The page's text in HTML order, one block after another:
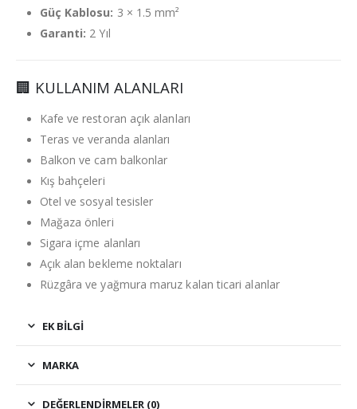
Güç Kablosu: 3 × 1.5 mm²
Garanti: 2 Yıl
🏢 KULLANIM ALANLARI
Kafe ve restoran açık alanları
Teras ve veranda alanları
Balkon ve cam balkonlar
Kış bahçeleri
Otel ve sosyal tesisler
Mağaza önleri
Sigara içme alanları
Açık alan bekleme noktaları
Rüzgâra ve yağmura maruz kalan ticari alanlar
EK BILGI
MARKA
DEĞERLENDIRMELER (0)